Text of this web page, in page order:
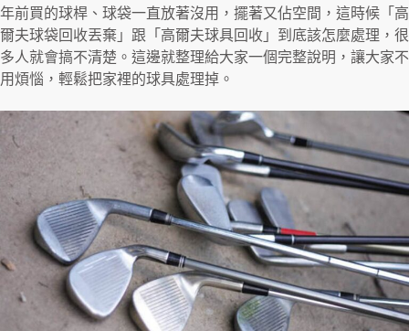
年前買的球桿、球袋一直放著沒用，擺著又佔空間，這時候「高
爾夫球袋回收丟棄」跟「高爾夫球具回收」到底該怎麼處理，很
多人就會搞不清楚。這邊就整理給大家一個完整說明，讓大家不
用煩惱，輕鬆把家裡的球具處理掉。